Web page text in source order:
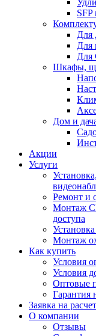
SFP
Для
Для
Шкафы,
Дом и
Акции
Услуги
Ремонт и
Монтаж
доступа
Монтаж
Как купить
Условия
Условия
Оптовые
Гарантия
Заявка на расчет
О компании
Отзывы